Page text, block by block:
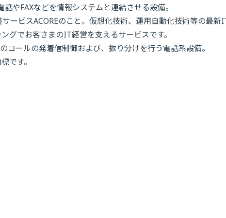
FAXなどを情報システムと連結させる設備。
ビスACOREのこと。仮想化技術、運用自動化技術等の最新
グでお客さまのIT経営を支えるサービスです。
ールの発着信制御および、振り分けを行う電話系設備。
です。